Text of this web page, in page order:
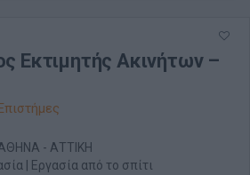
Εκτιμητής Ακινήτων –
- ΑΤΤΙΚΗ
| Εργασία από το σπίτι